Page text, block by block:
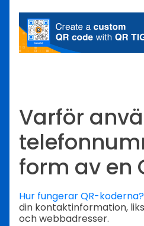
Varför
form av en
Hur fungerar QR-koderna?
din kontaktinformation,
och webbadresser.